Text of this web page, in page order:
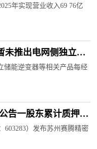
年实现营业收入69 76亿
未推出电网侧独立储
储能逆变器等相关产品每经
告一股东累计质押
）发布苏州赛腾精密